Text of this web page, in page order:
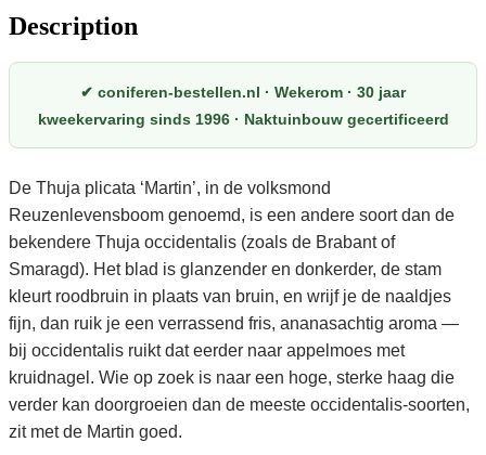
Description
✔ coniferen-bestellen.nl · Wekerom · 30 jaar
kweekervaring sinds 1996 · Naktuinbouw gecertificeerd
De Thuja plicata ‘Martin’, in de volksmond
Reuzenlevensboom genoemd, is een andere soort dan de
bekendere Thuja occidentalis (zoals de Brabant of
Smaragd). Het blad is glanzender en donkerder, de stam
kleurt roodbruin in plaats van bruin, en wrijf je de naaldjes
fijn, dan ruik je een verrassend fris, ananasachtig aroma —
bij occidentalis ruikt dat eerder naar appelmoes met
kruidnagel. Wie op zoek is naar een hoge, sterke haag die
verder kan doorgroeien dan de meeste occidentalis-soorten,
zit met de Martin goed.